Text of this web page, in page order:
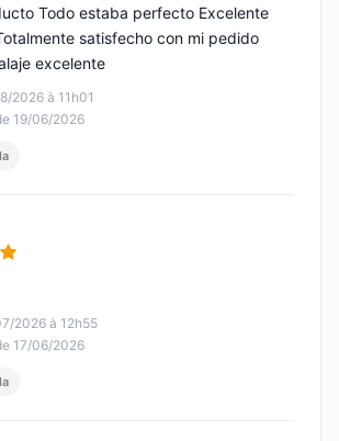
2026 à 11h01
19/06/2026
Todo estaba perfecto Excelente
satisfecho con mi pedido
excelente
5
2026 à 12h55
17/06/2026